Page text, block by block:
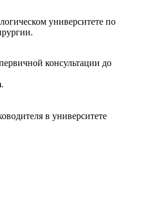
университете по
консультации до
.
в университете